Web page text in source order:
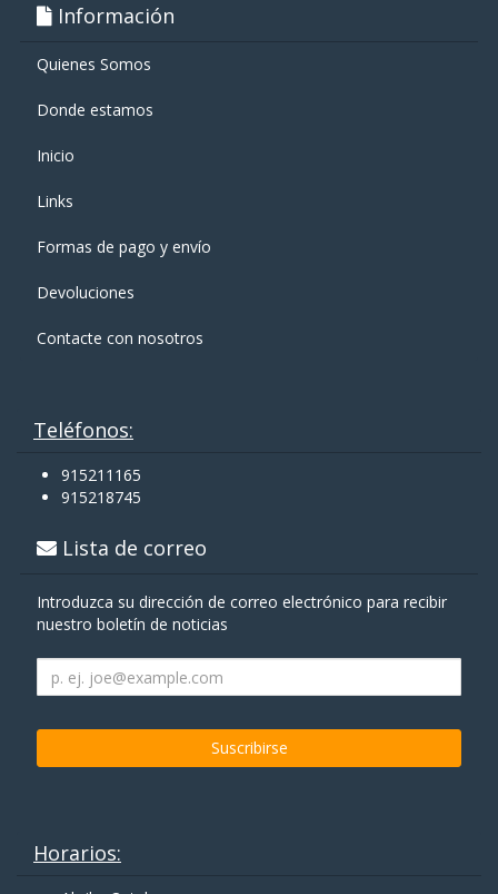
Información
Quienes Somos
Donde estamos
Inicio
Links
Formas de pago y enví­o
Devoluciones
Contacte con nosotros
Teléfonos:
915211165
915218745
Lista de correo
Introduzca su dirección de correo electrónico para recibir
nuestro boletín de noticias
Horarios: